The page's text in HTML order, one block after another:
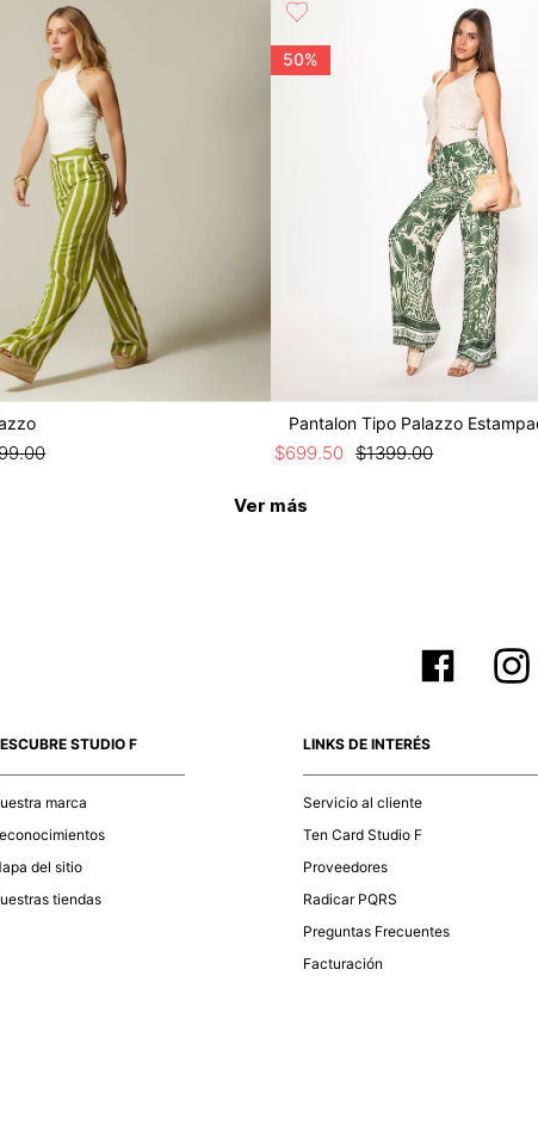
.00
50%
Pantalon Tipo Palazzo
$1399.00
$699.50
Ver más
STUDIO F
marca
del sitio
tiendas
LINKS DE INTERÉS
Servicio al cliente
Ten Card Studio F
Proveedores
Radicar PQRS
Preguntas Frecuentes
Facturación